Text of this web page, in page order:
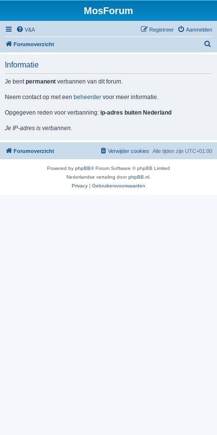
MosForum
V&A Aanmelden
Registreer
Forumoverzicht
Informatie
Je bentpermanent verbannen van dit forum.
Neem contact op met een beheerder voor meer informatie.
Opgegeven reden voor verbanning: ip-adres buiten Nederland
Je IP-adres is verbannen.
Forumoverzicht Alle tijden zijn UTC+01:00
Verwijder cookies
Powered by phpBB® Forum Software © phpBB Limited
Nederlandse vertaling doorphpBB.nl
Privacy | Gebruikersvoorwaarden